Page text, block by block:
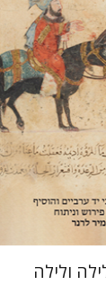
ספר מודפס
$38
ולילה